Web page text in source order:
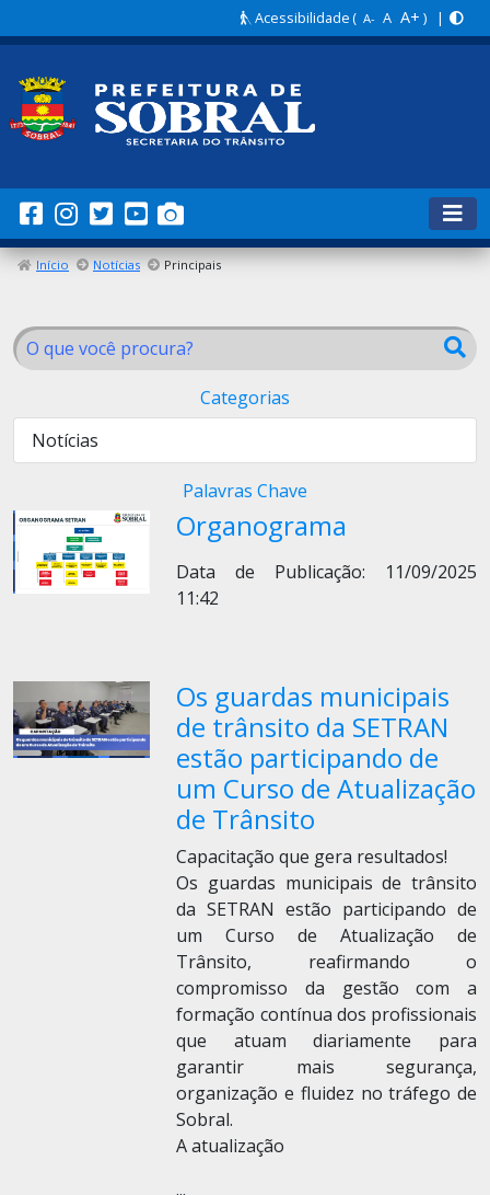
Acessibilidade( A- A A+ ) |
Início Notícias Principais
Categorias
Notícias
Palavras Chave
Organograma
Data de Publicação: 11/09/2025
11:42
Os guardas municipais
de trânsito da SETRAN
estão participando de
um Curso de Atualização
de Trânsito
Capacitação que gera resultados!
Os guardas municipais de trânsito
da SETRAN estão participando de
um Curso de Atualização de
Trânsito, reafirmando o
compromisso da gestão com a
formação contínua dos profissionais
que atuam diariamente para
garantir mais segurança,
organização e fluidez no tráfego de
Sobral.
A atualização
...